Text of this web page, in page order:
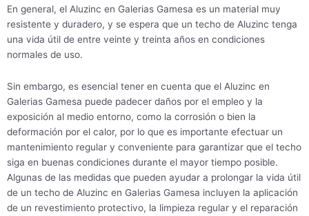
En general, el Aluzinc en Galerias Gamesa es un material muy
resistente y duradero, y se espera que un techo de Aluzinc tenga
una vida útil de entre veinte y treinta años en condiciones
normales de uso.
Sin embargo, es esencial tener en cuenta que el Aluzinc en
Galerias Gamesa puede padecer daños por el empleo y la
exposición al medio entorno, como la corrosión o bien la
deformación por el calor, por lo que es importante efectuar un
mantenimiento regular y conveniente para garantizar que el techo
siga en buenas condiciones durante el mayor tiempo posible.
Algunas de las medidas que pueden ayudar a prolongar la vida útil
de un techo de Aluzinc en Galerias Gamesa incluyen la aplicación
de un revestimiento protectivo, la limpieza regular y el reparación